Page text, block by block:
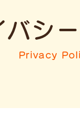
バシ
Privacy